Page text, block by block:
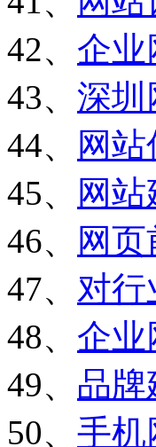
42、 企业
43、 深圳
44、
网
45、
网
46、
网
47、 对
48、 企业
49、 品
50、 手机